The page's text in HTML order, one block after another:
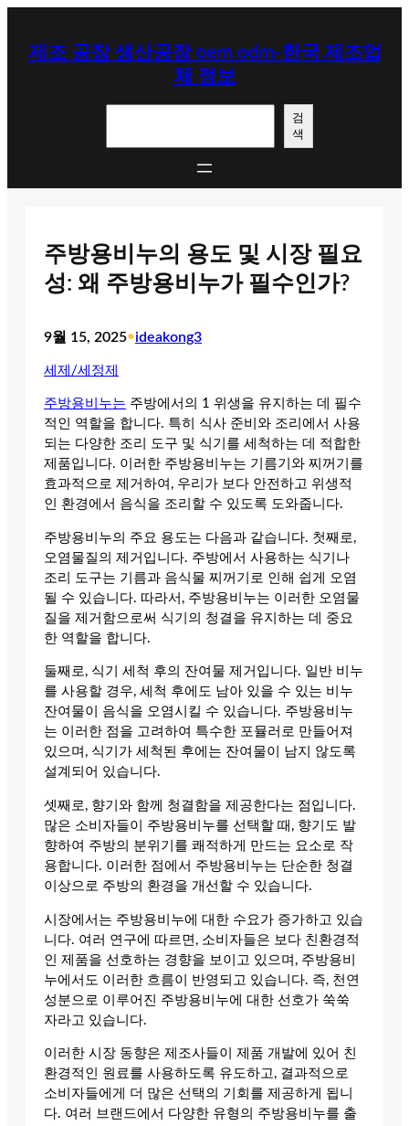
제조 공장 생산공장 oem odm-한국 제조업
체 정보
검
색
주방용비누의 용도 및 시장 필요
성: 왜 주방용비누가 필수인가?
9월 15, 2025•ideakong3
세제/세정제
주방용비누는 주방에서의 1 위생을 유지하는 데 필수
적인 역할을 합니다. 특히 식사 준비와 조리에서 사용
되는 다양한 조리 도구 및 식기를 세척하는 데 적합한
제품입니다. 이러한 주방용비누는 기름기와 찌꺼기를
효과적으로 제거하여, 우리가 보다 안전하고 위생적
인 환경에서 음식을 조리할 수 있도록 도와줍니다.
주방용비누의 주요 용도는 다음과 같습니다. 첫째로,
오염물질의 제거입니다. 주방에서 사용하는 식기나
조리 도구는 기름과 음식물 찌꺼기로 인해 쉽게 오염
될 수 있습니다. 따라서, 주방용비누는 이러한 오염물
질을 제거함으로써 식기의 청결을 유지하는 데 중요
한 역할을 합니다.
둘째로, 식기 세척 후의 잔여물 제거입니다. 일반 비누
를 사용할 경우, 세척 후에도 남아 있을 수 있는 비누
잔여물이 음식을 오염시킬 수 있습니다. 주방용비누
는 이러한 점을 고려하여 특수한 포뮬러로 만들어져
있으며, 식기가 세척된 후에는 잔여물이 남지 않도록
설계되어 있습니다.
셋째로, 향기와 함께 청결함을 제공한다는 점입니다.
많은 소비자들이 주방용비누를 선택할 때, 향기도 발
향하여 주방의 분위기를 쾌적하게 만드는 요소로 작
용합니다. 이러한 점에서 주방용비누는 단순한 청결
이상으로 주방의 환경을 개선할 수 있습니다.
시장에서는 주방용비누에 대한 수요가 증가하고 있습
니다. 여러 연구에 따르면, 소비자들은 보다 친환경적
인 제품을 선호하는 경향을 보이고 있으며, 주방용비
누에서도 이러한 흐름이 반영되고 있습니다. 즉, 천연
성분으로 이루어진 주방용비누에 대한 선호가 쑥쑥
자라고 있습니다.
이러한 시장 동향은 제조사들이 제품 개발에 있어 친
환경적인 원료를 사용하도록 유도하고, 결과적으로
소비자들에게 더 많은 선택의 기회를 제공하게 됩니
다. 여러 브랜드에서 다양한 유형의 주방용비누를 출